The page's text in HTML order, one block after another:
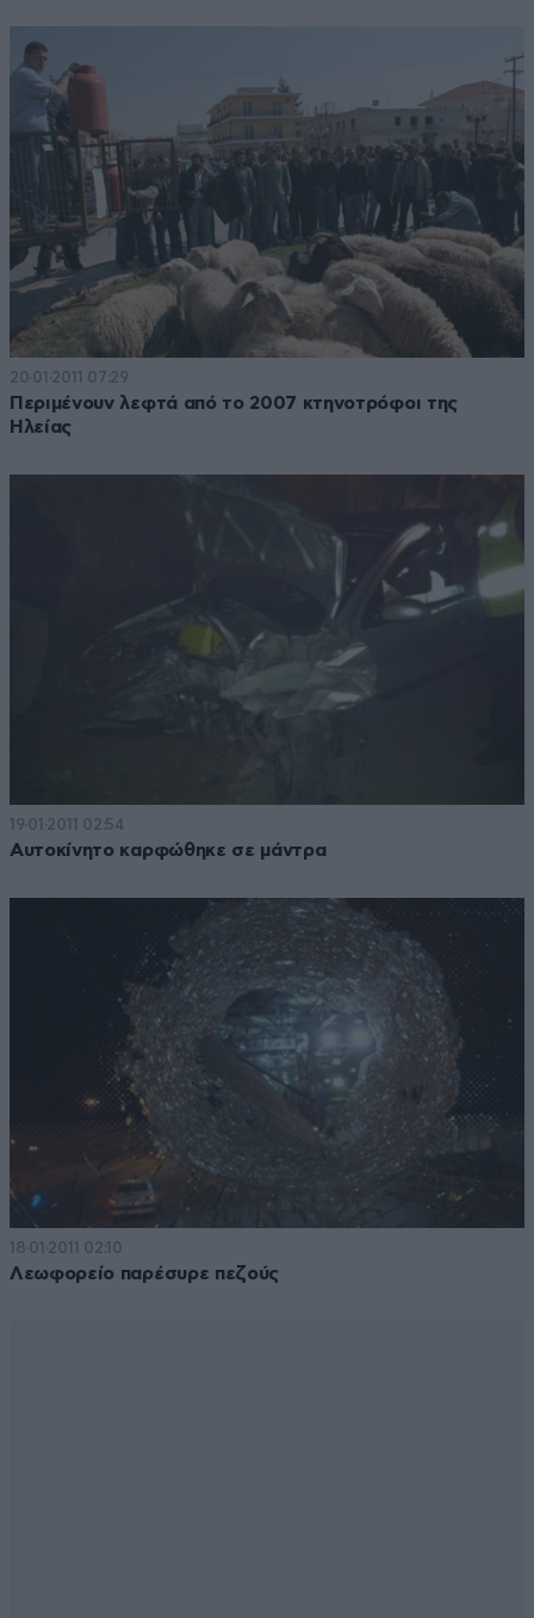
20·01·2011 07:29
Περιμένουν λεφτά από το 2007 κτηνοτρόφοι της
Ηλείας
19·01·2011 02:54
Αυτοκίνητο καρφώθηκε σε μάντρα
18·01·2011 02:10
Λεωφορείο παρέσυρε πεζούς